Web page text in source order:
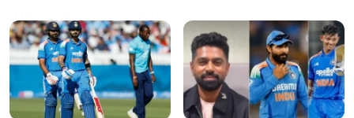
வாய்ப்ப...
உலக கிரிக்கெட்...